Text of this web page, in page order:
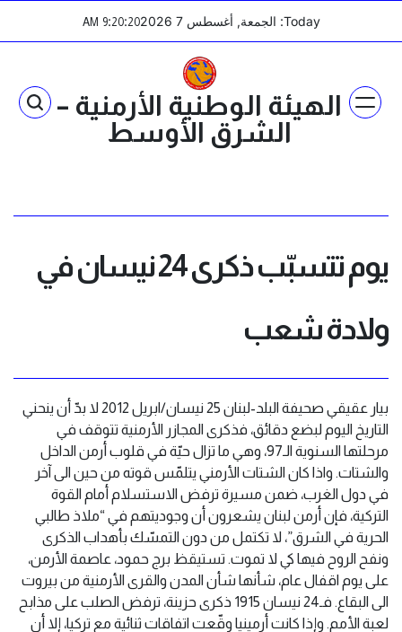
Today: الجمعة, أغسطس 7 2026 9:20:21
AM
الهيئة الوطنية الأرمنية –
الشرق الأوسط
يوم تتسبّب ذكرى 24 نيسان في
ولادة شعب
بيار عقيقي صحيفة البلد-لبنان 25 نيسان/ابريل 2012 لا بدّ أن ينحني
التاريخ اليوم لبضع دقائق، فذكرى المجازر الأرمنية تتوقف في
مرحلتها السنوية الـ97، وهي ما تزال حيّة في قلوب أرمن الداخل
والشتات. واذا كان الشتات الأرمني يتلمّس قوته من حين الى آخر
في دول الغرب، ضمن مسيرة ترفض الاستسلام أمام القوة
التركية، فإن أرمن لبنان يشعرون أن وجوديتهم في “ملاذ طالبي
الحرية في الشرق”، لا تكتمل من دون التمسّك بأهداب الذكرى
ونفح الروح فيها كي لا تموت. تستيقظ برج حمود، عاصمة الأرمن،
على يوم اقفال عام، شأنها شأن المدن والقرى الأرمنية من بيروت
الى البقاع. فـ24 نيسان 1915 ذكرى حزينة، ترفض الصلب على مذابح
لعبة الأمم. وإذا كانت أرمينيا وقّعت اتفاقات ثنائية مع تركيا، إلا أن